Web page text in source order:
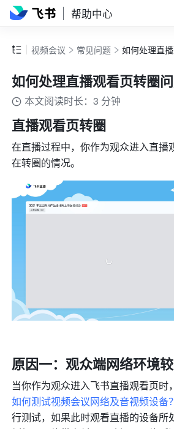
帮助中心
视频会议 常见问题 如何处理直
如何处理直播观看页转圈问
本文阅读时长：3 分钟
直播观看页转圈
在直播过程中，你作为观众进入直播
在转圈的情况。
原因一：观众端网络环境
当你作为观众进入飞书直播观看页时
如何测试视频会议网络及音视频设备？
行测试，如果此时观看直播的设备所